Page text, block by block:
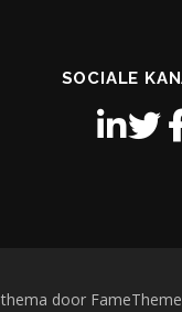
SOCIALE
thema door